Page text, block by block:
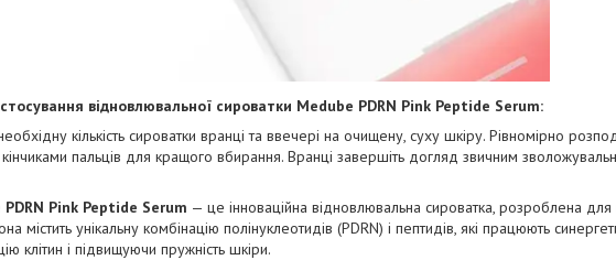
відновлювальної сироватки Medube PDRN Pink Peptide Serum:
кількість сироватки вранці та ввечері на очищену, суху шкіру. Рівномірно
пальців для кращого вбирання. Вранці завершіть догляд звичним
Pink Peptide Serum — це інноваційна відновлювальна сироватка, розроблена
містить унікальну комбінацію полінуклеотидів (PDRN) і пептидів, які працюють
клітин і підвищуючи пружність шкіри.